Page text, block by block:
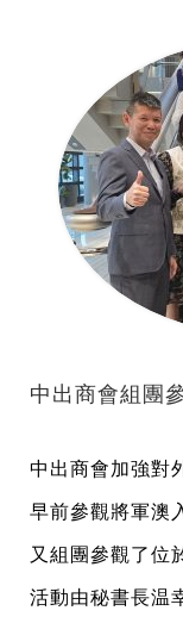
中出商會組團
中出商會加強對
早前參觀將軍澳
又組團參觀了位
活動由秘書長温